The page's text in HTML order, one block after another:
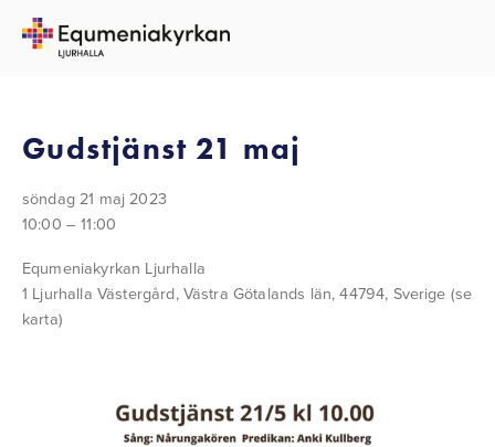
TILLBAKA TILL ALLA EVENEMANG
Gudstjänst 21 maj
söndag 21 maj 2023
10:00
11:00
Equmeniakyrkan Ljurhalla
1 Ljurhalla Västergård Västra Götalands län, 44794 Sverige (se
karta)